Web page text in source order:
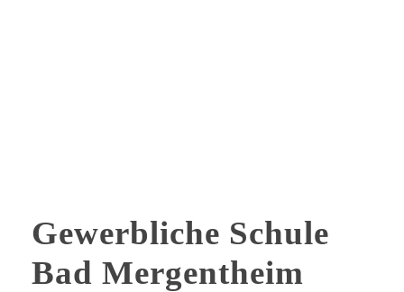
Gewerbliche Schule
Bad Mergentheim